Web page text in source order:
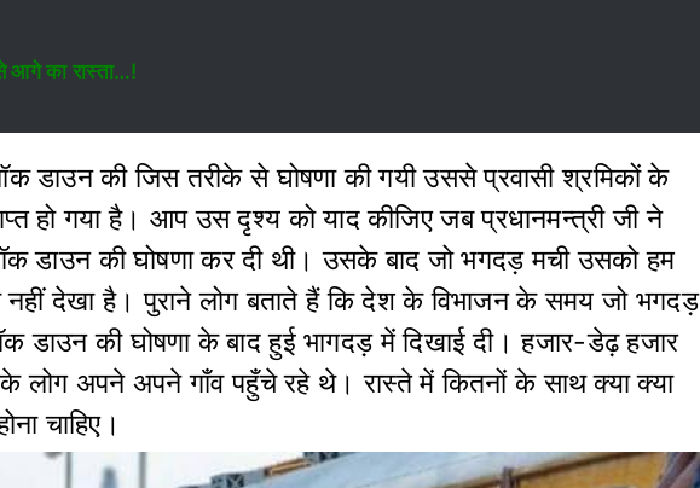
आगे का रास्ता…!
डाउन की जिस तरीके से घोषणा की गयी उससे प्रवासी श्रमिकों के
हो गया है। आप उस दृश्य को याद कीजिए जब प्रधानमन्त्री जी ने
डाउन की घोषणा कर दी थी। उसके बाद जो भगदड़ मची उसको हम
नहीं देखा है। पुराने लोग बताते हैं कि देश के विभाजन के समय जो भगदड़
की घोषणा के बाद हुई भागदड़ में दिखाई दी। हजार-डेढ़ हजार
लोग अपने अपने गाँव पहुँचे रहे थे। रास्ते में कितनों के साथ क्या क्या
चाहिए।